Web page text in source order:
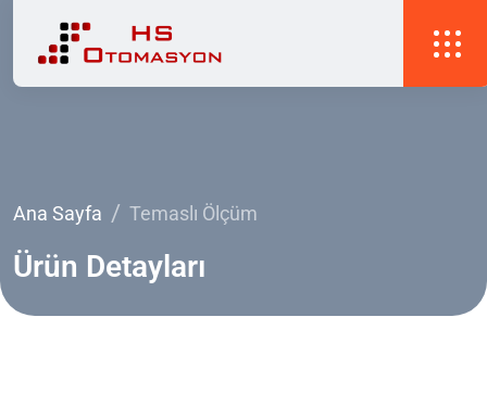
Ana Sayfa Temaslı Ölçüm
Ürün Detayları